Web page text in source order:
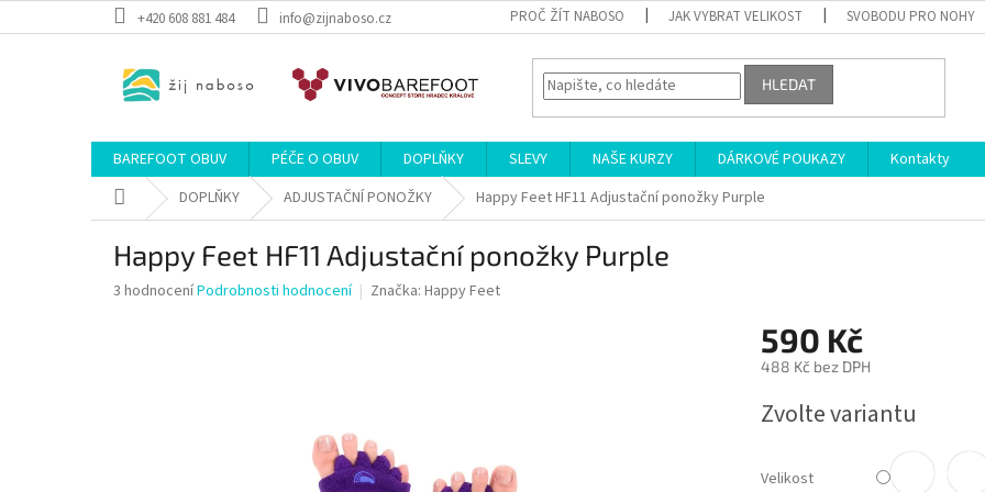
na
+420 608 881 484 info@zijnaboso.cz PROČ ŽÍT NABOSO JAK VYBRAT VELIKOST SVOBODU PRO NOHY
HLEDAT
BAREFOOT OBUV PÉČE O OBUV DOPLŇKY SLEVY NAŠE KURZY DÁRKOVÉ POUKAZY
Kontakty
Domů DOPLŇKY ADJUSTAČNÍ PONOŽKY Happy Feet HF11 Adjustační ponožky Purple
Happy Feet HF11 Adjustační ponožky Purple
Průměrné
3 hodnoceníPodrobnosti hodnocení Značka: Happy Feet
590 Kč
488 Kč bez DPH
cena:
Zvolte variantu
Velikost